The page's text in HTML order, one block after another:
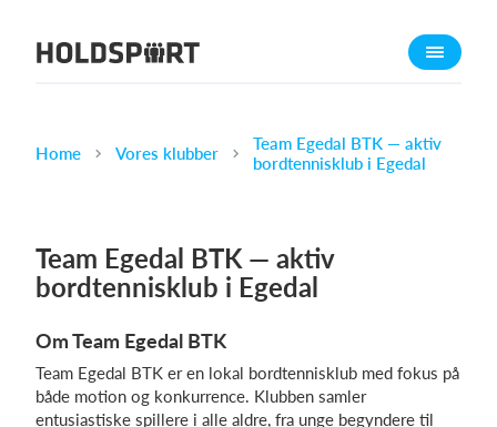
Om Holdsport
Karriere
Funktioner
Kalender
Webshop
Home Vores klubber
Team Egedal BTK — aktiv
bordtennisklub i Egedal
Team Egedal BTK — aktiv
bordtennisklub i Egedal
Om Team Egedal BTK
Team Egedal BTK er en lokal bordtennisklub med fokus på
både motion og konkurrence. Klubben samler
entusiastiske spillere i alle aldre, fra unge begyndere til